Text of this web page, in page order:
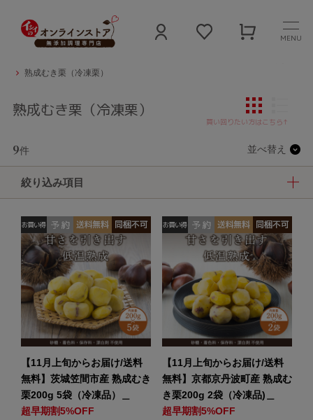
MENU
熟成むき栗（冷凍栗）
熟成むき栗（冷凍栗）
9件 並べ替え
絞り込み項目
【11月上旬からお届け/送料
無料】茨城笠間市産 熟成むき
栗200g 5袋（冷凍品）＿
超早期割5%OFF
【11月上旬からお届け/送料
無料】京都京丹波町産 熟成む
き栗200g 2袋（冷凍品)＿
超早期割5%OFF